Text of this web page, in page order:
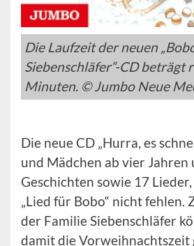
Die Laufzeit der neuen
Siebenschläfer“-CD beträgt
Minuten. © Jumbo Neue
Die neue CD „Hurra, es
und Mädchen ab vier Jahren
Geschichten sowie 17
„Lied für Bobo“ nicht fehlen.
der Familie Siebenschläfer
damit die Vorweihnachtszeit